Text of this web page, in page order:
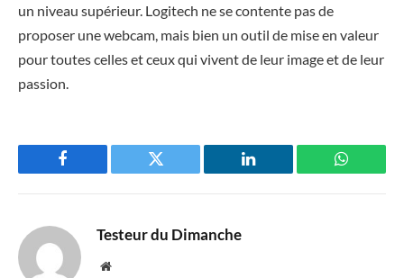
un niveau supérieur. Logitech ne se contente pas de
proposer une webcam, mais bien un outil de mise en valeur
pour toutes celles et ceux qui vivent de leur image et de leur
passion.
Facebook Twitter LinkedIn
Testeur du Dimanche
Website